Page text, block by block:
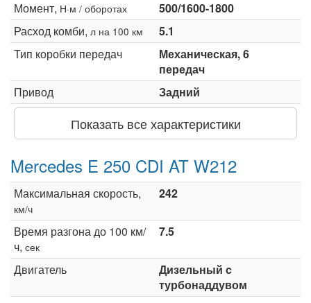
Момент, Н·м / оборотах
500/1600-1800
Расход комби, л на 100 км
5.1
Тип коробки передач
Механическая, 6
передач
Привод
Задний
Показать все характеристики
Mercedes E 250 CDI AT W212
Максимальная скорость,
км/ч
242
Время разгона до 100 км/
ч, сек
7.5
Двигатель
Дизельный c
турбонаддувом